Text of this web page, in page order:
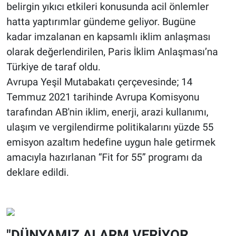
belirgin yıkıcı etkileri konusunda acil önlemler
hatta yaptırımlar gündeme geliyor. Bugüne
kadar imzalanan en kapsamlı iklim anlaşması
olarak değerlendirilen, Paris İklim Anlaşması’na
Türkiye de taraf oldu.
Avrupa Yeşil Mutabakatı çerçevesinde; 14
Temmuz 2021 tarihinde Avrupa Komisyonu
tarafından AB'nin iklim, enerji, arazi kullanımı,
ulaşım ve vergilendirme politikalarını yüzde 55
emisyon azaltım hedefine uygun hale getirmek
amacıyla hazırlanan “Fit for 55” programı da
deklare edildi.